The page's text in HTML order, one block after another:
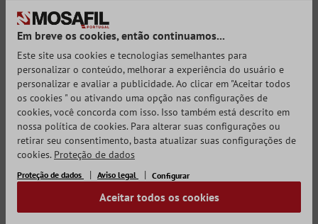
Em breve os cookies, então continuamos...
Este site usa cookies e tecnologias semelhantes para
personalizar o conteúdo, melhorar a experiência do usuário e
personalizar e avaliar a publicidade. Ao clicar em "Aceitar todos
os cookies " ou ativando uma opção nas configurações de
cookies, você concorda com isso. Isso também está descrito em
nossa política de cookies. Para alterar suas configurações ou
retirar seu consentimento, basta atualizar suas configurações de
cookies. Proteção de dados
Proteção de dados Aviso legal Configurar
Aceitar todos os cookies